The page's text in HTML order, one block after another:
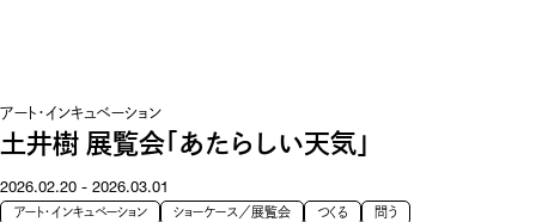
アート・インキュベーション
土井樹 展覧会「あたらしい天気」
2026.02.20 - 2026.03.01
アート・インキュベーション ショーケース／展覧会 つくる 問う